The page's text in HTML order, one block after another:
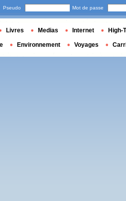
Pseudo Mot de passe
Livres Medias Internet High-
Environnement Voyages